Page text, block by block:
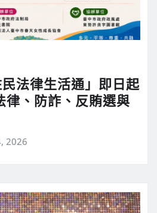
法律生活通」即日起
律、防詐、反賄選與
2026